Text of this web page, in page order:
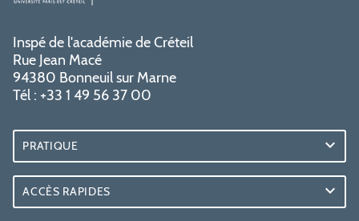
Inspé de l'académie de Créteil
Rue Jean Macé
94380 Bonneuil sur Marne
Tél : +33 1 49 56 37 00
PRATIQUE
ACCÈS RAPIDES